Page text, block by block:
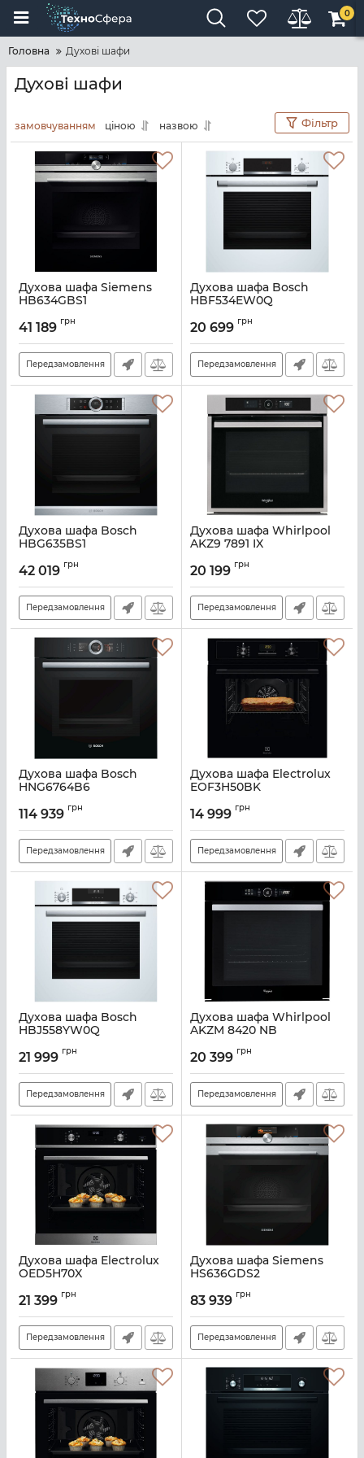
0
Головна Духові шафи
Духові шафи
замовчуванням ціною назвою Фільтр
Духова шафа Siemens
HB634GBS1
41 189 грн
Передзамовлення
Духова шафа Bosch
HBF534EW0Q
20 699 грн
Передзамовлення
Духова шафа Bosch
HBG635BS1
42 019 грн
Передзамовлення
Духова шафа Whirlpool
AKZ9 7891 IX
20 199 грн
Передзамовлення
Духова шафа Bosch
HNG6764B6
114 939 грн
Передзамовлення
Духова шафа Electrolux
EOF3H50BK
14 999 грн
Передзамовлення
Духова шафа Bosch
HBJ558YW0Q
21 999 грн
Передзамовлення
Духова шафа Whirlpool
AKZM 8420 NB
20 399 грн
Передзамовлення
Духова шафа Electrolux
OED5H70X
21 399 грн
Передзамовлення
Духова шафа Siemens
HS636GDS2
83 939 грн
Передзамовлення